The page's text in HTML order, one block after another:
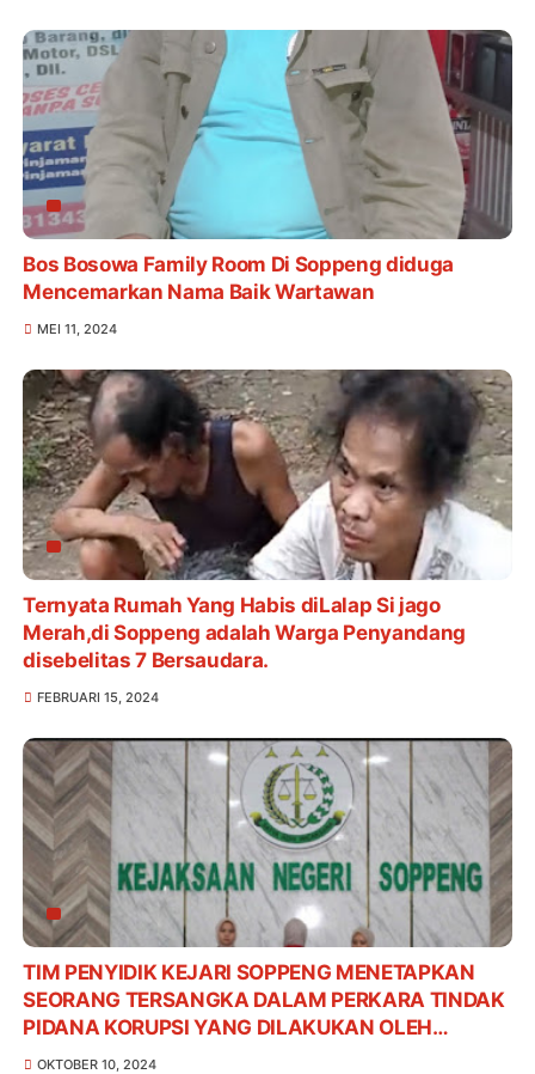
Bos Bosowa Family Room Di Soppeng diduga
Mencemarkan Nama Baik Wartawan
MEI 11, 2024
Ternyata Rumah Yang Habis diLalap Si jago
Merah,di Soppeng adalah Warga Penyandang
disebelitas 7 Bersaudara.
FEBRUARI 15, 2024
TIM PENYIDIK KEJARI SOPPENG MENETAPKAN
SEORANG TERSANGKA DALAM PERKARA TINDAK
PIDANA KORUPSI YANG DILAKUKAN OLEH
KARYAWAN SALAH SATU BANK PLAT MERAH DI
OKTOBER 10, 2024